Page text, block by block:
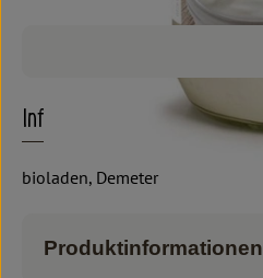
Info
bioladen, Demeter
Produktinformationen